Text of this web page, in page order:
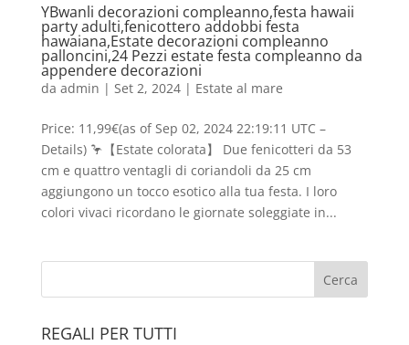
YBwanli decorazioni compleanno,festa hawaii
party adulti,fenicottero addobbi festa
hawaiana,Estate decorazioni compleanno
palloncini,24 Pezzi estate festa compleanno da
appendere decorazioni
da admin | Set 2, 2024| Estate al mare
Price: 11,99€(as of Sep 02, 2024 22:19:11 UTC –
Details) 🦩【Estate colorata】 Due fenicotteri da 53
cm e quattro ventagli di coriandoli da 25 cm
aggiungono un tocco esotico alla tua festa. I loro
colori vivaci ricordano le giornate soleggiate in...
REGALI PER TUTTI